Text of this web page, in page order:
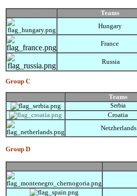
Teams
Hungary
France
Russia
Group C
Teams
Serbia
Croatia
Netzherlands
Group D